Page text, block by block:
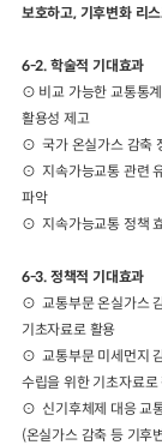
보호하고, 기후변화 리
6-2. 학술적 기대효과
⊙ 비교 가능한 교통통
활용성 제고
⊙ 국가 온실가스 감축
⊙ 지속가능교통 관련
파악
⊙ 지속가능교통 정책
6-3. 정책적 기대효과
⊙ 교통부문 온실가스
기초자료로 활용
⊙ 교통부문 미세먼지
수립을 위한 기초자료로
⊙ 신기후체제 대응 교
(온실가스 감축 등 기후